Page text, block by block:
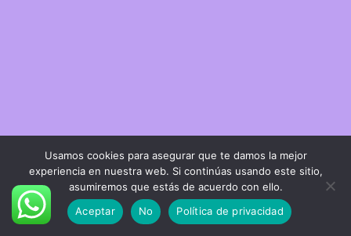
Usamos cookies para asegurar que te damos la mejor
experiencia en nuestra web. Si continúas usando este sitio,
asumiremos que estás de acuerdo con ello.
Aceptar
No Política de privacidad